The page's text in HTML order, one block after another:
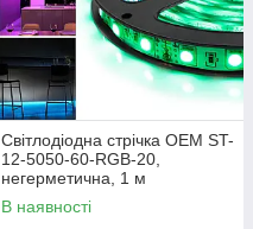
Світлодіодна стрічка OEM ST-
12-5050-60-RGB-20,
негерметична, 1 м
В наявності